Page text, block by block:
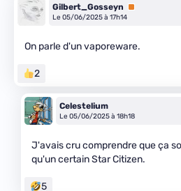
Gilbert_Gosseyn
Premium
Le 05/06/2025 à 17h14
On parle d'un vaporeware.
2
Celestelium
Le 05/06/2025 à 18h18
J'avais cru comprendre que ça
qu'un certain Star Citizen.
5